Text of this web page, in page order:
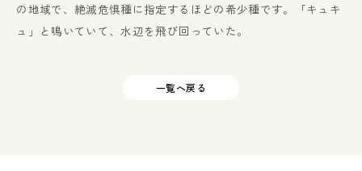
の地域で、絶滅危惧種に指定するほどの希少種です。「キュキ
ュ」と鳴いていて、水辺を飛び回っていた。
一覧へ戻る